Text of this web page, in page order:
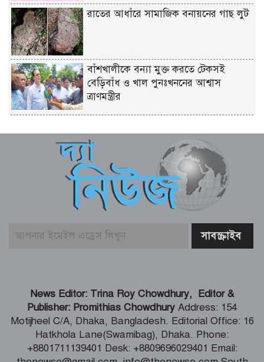
রাতের আধাঁরে সামাজিক বনায়নের গাছ লুট
বাঁশখালীকে বন্যা মুক্ত করতে টেকসই
বেড়িবাঁধ ও খাল পুনঃখননের আশ্বাস
ত্রাণমন্ত্রীর
প্রভাব না ফেলে: প্রধানমন্ত্রী
ফের গ্রেফতার তনু হত্যায় সাবেক সেনাসদস্য
হাফিজুর রহমান
বাজার সিন্ডিকেট ও মজুতদারি করলেই
গণঅভ্যুত্থানের সঙ্গে প্রথম বেইমানি করেছেন
জামায়াত আমির – রাশেদ খান
সাড়ে ৬ বছরে মোটরসাইকেল দুর্ঘটনায় নিহত
News Editor: Trina Roy Chowdhury, Editor &
Publisher: Promithias Chowdhury Address: 154
Motijheel C/A, Dhaka, Bangladesh. Editorial Office: 16
Hatkhola Lane(Swamibag), Dhaka. Phone:
+8801711139401 Desk: +8809696029401 Email: